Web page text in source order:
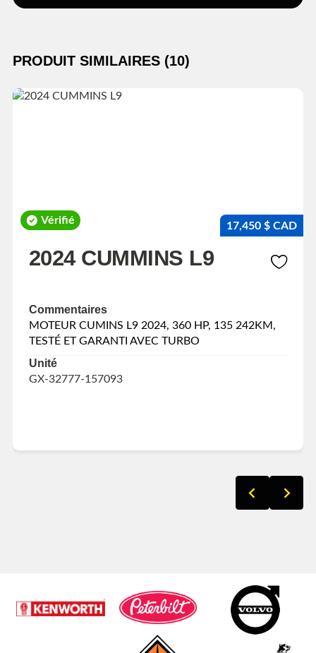
PRODUIT SIMILAIRES (10)
Vérifié 17,450 $ CAD
2024 CUMMINS L9
Commentaires
MOTEUR CUMINS L9 2024, 360 HP, 135 242KM,
TESTÉ ET GARANTI AVEC TURBO
Unité
GX-32777-157093